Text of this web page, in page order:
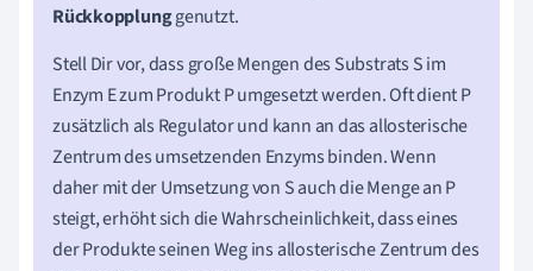
Rückkopplunggenutzt.
Stell Dir vor, dass große Mengen des Substrats S im
Enzym E zum Produkt P umgesetzt werden. Oft dient P
zusätzlich als Regulator und kann an das allosterische
Zentrum des umsetzenden Enzyms binden. Wenn
daher mit der Umsetzung von S auch die Menge an P
steigt, erhöht sich die Wahrscheinlichkeit, dass eines
der Produkte seinen Weg ins allosterische Zentrum des